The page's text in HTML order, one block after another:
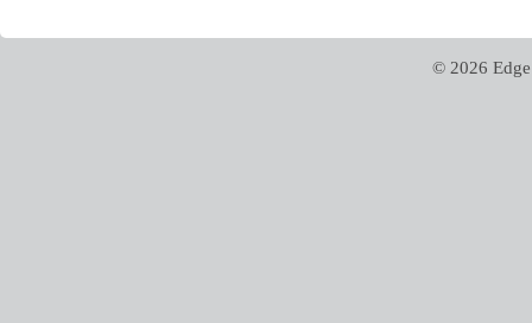
© 2026